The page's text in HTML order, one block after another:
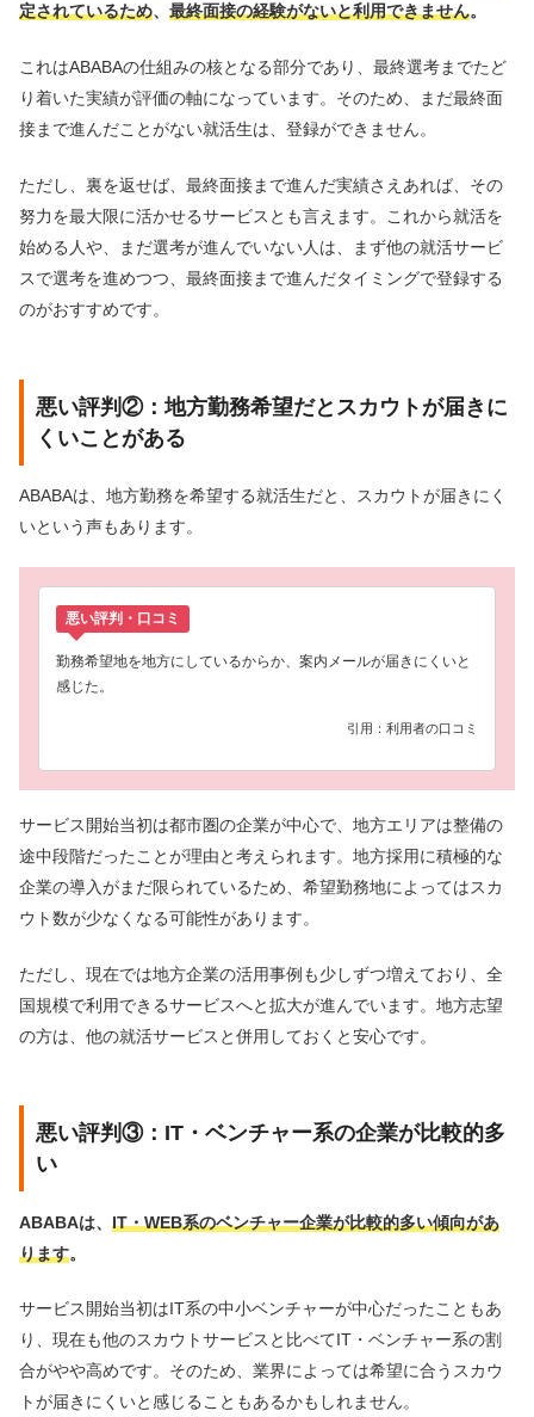
定されているため、 最終面接の経験がないと利用できません。
これはABABAの仕組みの核となる部分であり、最終選考までたど
り着いた実績が評価の軸になっています。そのため、まだ最終面
接まで進んだことがない就活生は、登録ができません。
ただし、裏を返せば、最終面接まで進んだ実績さえあれば、その
努力を最大限に活かせるサービスとも言えます。これから就活を
始める人や、まだ選考が進んでいない人は、まず他の就活サービ
スで選考を進めつつ、最終面接まで進んだタイミングで登録する
のがおすすめです。
悪い評判②：地方勤務希望だとスカウトが届きに
くいことがある
ABABAは、地方勤務を希望する就活生だと、スカウトが届きにく
いという声もあります。
悪い評判・口コミ
勤務希望地を地方にしているからか、案内メールが届きにくいと
感じた。
引用：利用者の口コミ
サービス開始当初は都市圏の企業が中心で、地方エリアは整備の
途中段階だったことが理由と考えられます。地方採用に積極的な
企業の導入がまだ限られているため、希望勤務地によってはスカ
ウト数が少なくなる可能性があります。
ただし、現在では地方企業の活用事例も少しずつ増えており、全
国規模で利用できるサービスへと拡大が進んでいます。地方志望
の方は、他の就活サービスと併用しておくと安心です。
悪い評判③：IT・ベンチャー系の企業が比較的多
い
ABABAは、 IT・WEB系のベンチャー企業が比較的多い傾向があ
ります。
サービス開始当初はIT系の中小ベンチャーが中心だったこともあ
り、現在も他のスカウトサービスと比べてIT・ベンチャー系の割
合がやや高めです。そのため、業界によっては希望に合うスカウ
トが届きにくいと感じることもあるかもしれません。